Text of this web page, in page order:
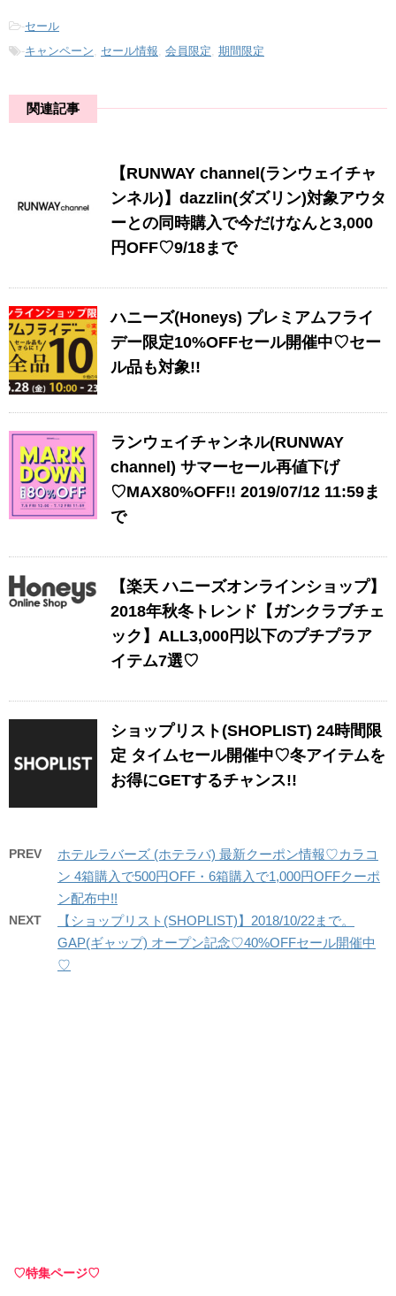
-セール
-キャンペーン セール情報 会員限定 期間限定
関連記事
【RUNWAY channel(ランウェイチャ
ンネル)】dazzlin(ダズリン)対象アウタ
ーとの同時購入で今だけなんと3,000
円OFF♡9/18まで
ハニーズ(Honeys) プレミアムフライ
デー限定10%OFFセール開催中♡セー
ル品も対象!!
ランウェイチャンネル(RUNWAY
channel) サマーセール再値下げ
♡MAX80%OFF!! 2019/07/12 11:59ま
で
【楽天 ハニーズオンラインショップ】
2018年秋冬トレンド【ガンクラブチェ
ック】ALL3,000円以下のプチプラア
イテム7選♡
ショップリスト(SHOPLIST) 24時間限
定 タイムセール開催中♡冬アイテムを
お得にGETするチャンス!!
PREV
ホテルラバーズ (ホテラバ) 最新クーポン情報♡カラコ
ン 4箱購入で500円OFF・6箱購入で1,000円OFFクーポ
ン配布中!!
NEXT
【ショップリスト(SHOPLIST)】2018/10/22まで。
GAP(ギャップ) オープン記念♡40%OFFセール開催中
♡
♡特集ページ♡